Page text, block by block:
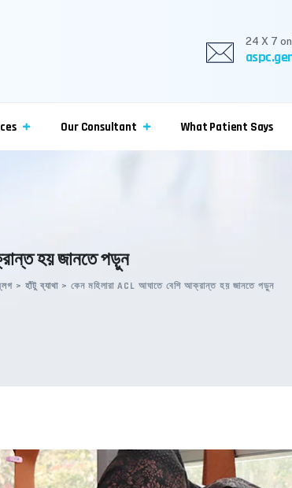
24 X 7
Our Consultant What Patient Says
হয় জানতে পড়ুন
> হাঁটু ব্যাথা > কেন মহিলারা ACL আঘাতে বেশি আক্রান্ত হয় জানতে পড়ুন